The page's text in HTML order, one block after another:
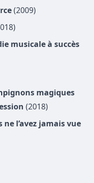
(2009)
musicale à succès
magiques
(2018)
l’avez jamais vue